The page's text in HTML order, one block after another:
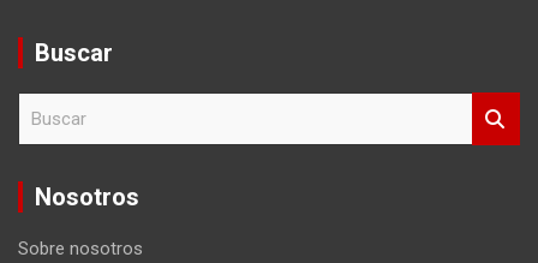
Buscar
c
Nosotros
Sobre nosotros